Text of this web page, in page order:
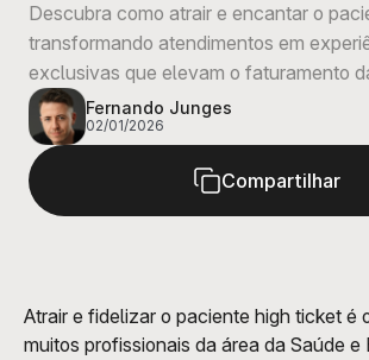
Descubra como atrair e encantar o
transformando atendimentos em
exclusivas que elevam o faturamento
Fernando Junges
02/01/2026
Compartilhar
Atrair e fidelizar o paciente high ticket é
muitos profissionais da área da Saúde e